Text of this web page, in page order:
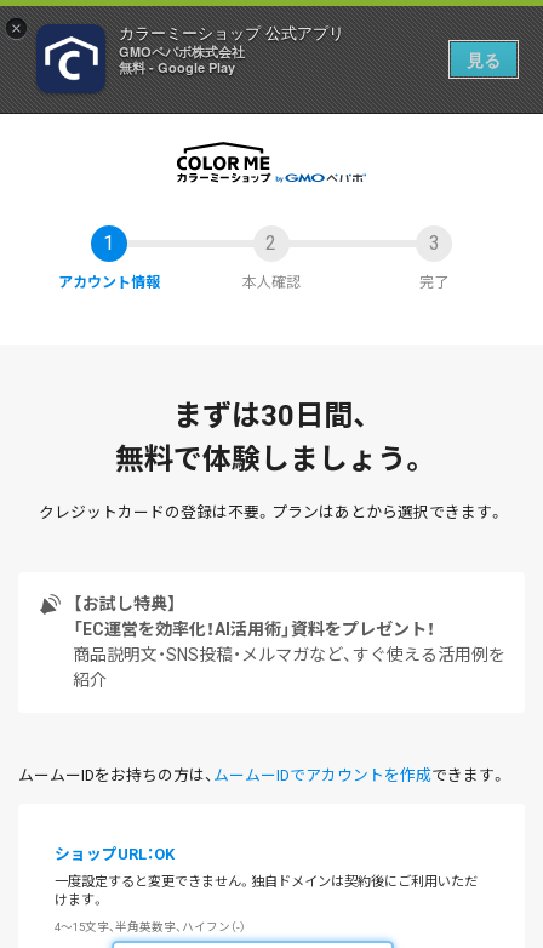
× カラーミーショップ 公式アプリ
GMOペパボ株式会社
無料 - Google Play
見る
アカウント情報 本人確認 完了
まずは30日間、
無料で体験しましょう。
クレジットカードの登録は不要。 プランはあとから選択できます。
【お試し特典】
「EC運営を効率化！AI活用術」資料をプレゼント！
商品説明文・SNS投稿・メルマガなど、すぐ使える活用例を
紹介
ムームーIDをお持ちの方は、 ムームーIDでアカウントを作成できます。
ショップURL：OK
一度設定すると変更できません。独自ドメインは契約後にご利用いただ
けます。
4～15文字、半角英数字、ハイフン（-）